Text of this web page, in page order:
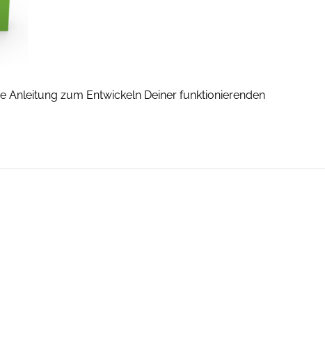
Anleitung zum Entwickeln Deiner funktionierenden